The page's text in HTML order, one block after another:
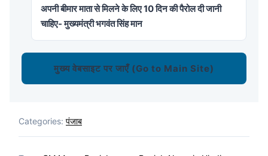
अपनी बीमार माता से मिलने के लिए 10 दिन की पैरोल दी जानी
चाहिए- मुख्यमंत्री भगवंत सिंह मान
मुख्य वेबसाइट पर जाएँ (Go to Main Site)
Categories: पंजाब